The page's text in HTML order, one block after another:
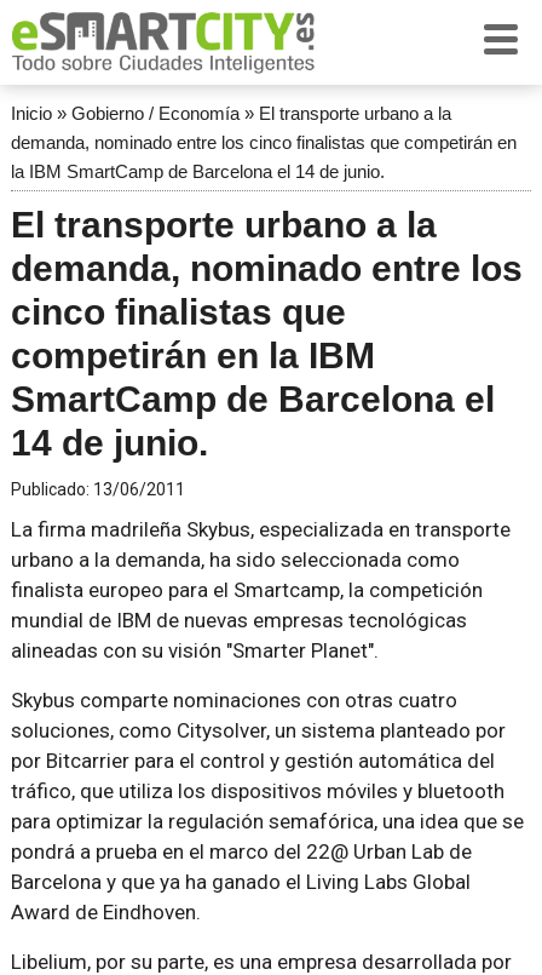
Inicio» Gobierno / Economía» El transporte urbano a la
demanda, nominado entre los cinco finalistas que competirán en
la IBM SmartCamp de Barcelona el 14 de junio.
El transporte urbano a la
demanda, nominado entre los
cinco finalistas que
competirán en la IBM
SmartCamp de Barcelona el
14 de junio.
Publicado: 13/06/2011
La firma madrileña Skybus, especializada en transporte
urbano a la demanda, ha sido seleccionada como
finalista europeo para el Smartcamp, la competición
mundial de IBM de nuevas empresas tecnológicas
alineadas con su visión "Smarter Planet".
Skybus comparte nominaciones con otras cuatro
soluciones, como Citysolver, un sistema planteado por
por Bitcarrier para el control y gestión automática del
tráfico, que utiliza los dispositivos móviles y bluetooth
para optimizar la regulación semafórica, una idea que se
pondrá a prueba en el marco del 22@ Urban Lab de
Barcelona y que ya ha ganado el Living Labs Global
Award de Eindhoven.
Libelium, por su parte, es una empresa desarrollada por